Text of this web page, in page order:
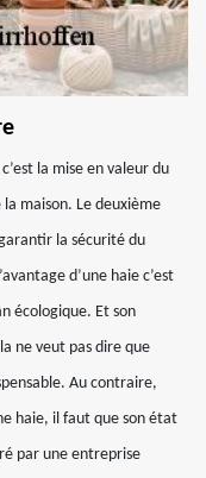
la mise en valeur du
maison. Le deuxième
la sécurité du
d’une haie c’est
écologique. Et son
ne veut pas dire que
Au contraire,
haie, il faut que son état
par une entreprise